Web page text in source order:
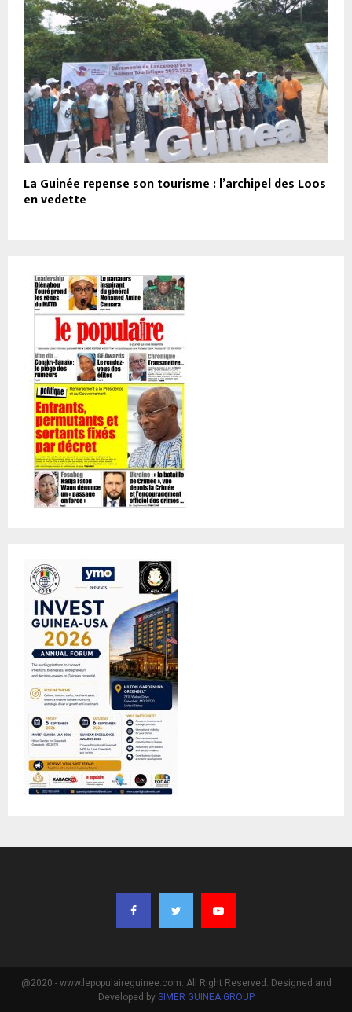
La Guinée repense son tourisme : l’archipel des Loos
en vedette
@2020 - www.lepopulaireguinee.com. All Right Reserved. Designed and
Developed by SIMER GUINEA GROUP